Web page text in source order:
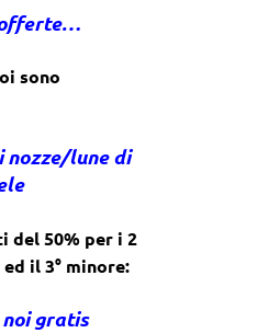
sono
nozze/lune di
del 50% per i 2
il 3° minore:
noi gratis